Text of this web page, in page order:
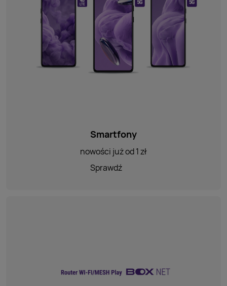
Smartfony
nowości już od 1 zł
Sprawdź